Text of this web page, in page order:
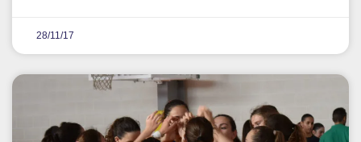
28/11/17